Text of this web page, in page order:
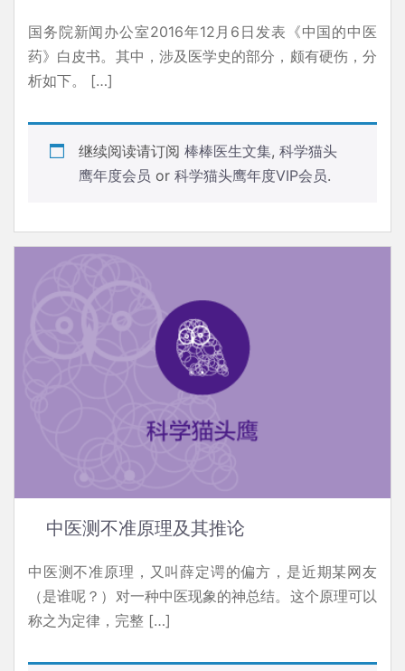
国务院新闻办公室2016年12月6日发表《中国的中医
药》白皮书。其中，涉及医学史的部分，颇有硬伤，分
析如下。 […]
继续阅读请订阅 棒棒医生文集, 科学猫头
鹰年度会员 or 科学猫头鹰年度VIP会员.
中医测不准原理及其推论
中医测不准原理，又叫薛定谔的偏方，是近期某网友
（是谁呢？）对一种中医现象的神总结。这个原理可以
称之为定律，完整 […]